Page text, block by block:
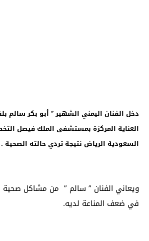
دخل الفنان اليمني الشهير ” أبو بكر سالم
العناية المركزة بمستشفى الملك فيصل
السعودية الرياض نتيجة تردي حالته الصحية .
ويعاني الفنان ” سالم ” من مشاكل
في ضعف المناعة لديه.